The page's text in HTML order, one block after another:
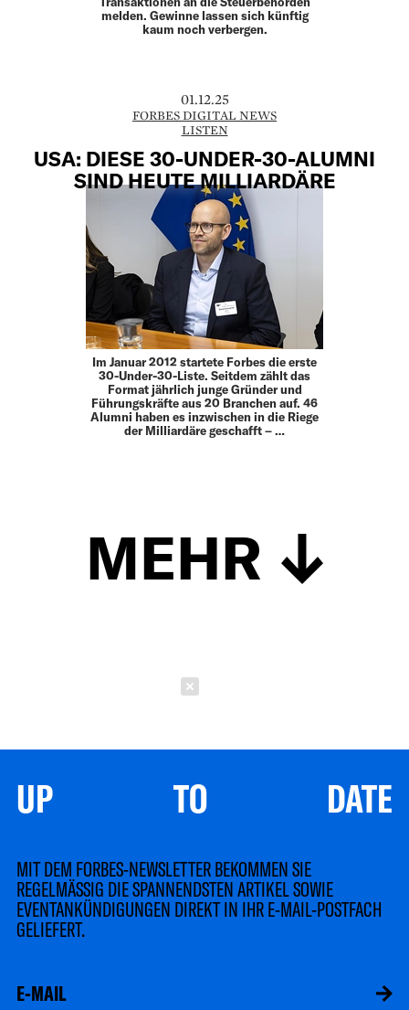
melden. Gewinne lassen sich künftig
kaum noch verbergen.
01.12.25
FORBES DIGITAL NEWS
LISTEN
USA: DIESE 30-UNDER-30-ALUMNI
SIND HEUTE MILLIARDÄRE
Im Januar 2012 startete Forbes die erste
30-Under-30-Liste. Seitdem zählt das
Format jährlich junge Gründer und
Führungskräfte aus 20 Branchen auf. 46
Alumni haben es inzwischen in die Riege
der Milliardäre geschafft – …
MEHR
UP TO DATE
MIT DEM FORBES-NEWSLETTER BEKOMMEN SIE
REGELMÄSSIG DIE SPANNENDSTEN ARTIKEL SOWIE
EVENTANKÜNDIGUNGEN DIREKT IN IHR E-MAIL-POSTFACH
GELIEFERT.